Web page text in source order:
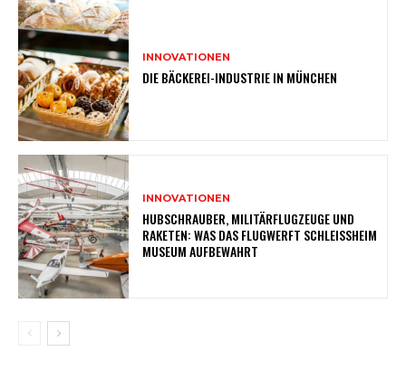
INNOVATIONEN
DIE BÄCKEREI-INDUSTRIE IN MÜNCHEN
INNOVATIONEN
HUBSCHRAUBER, MILITÄRFLUGZEUGE UND
RAKETEN: WAS DAS FLUGWERFT SCHLEISSHEIM M
USEUM AUFBEWAHRT